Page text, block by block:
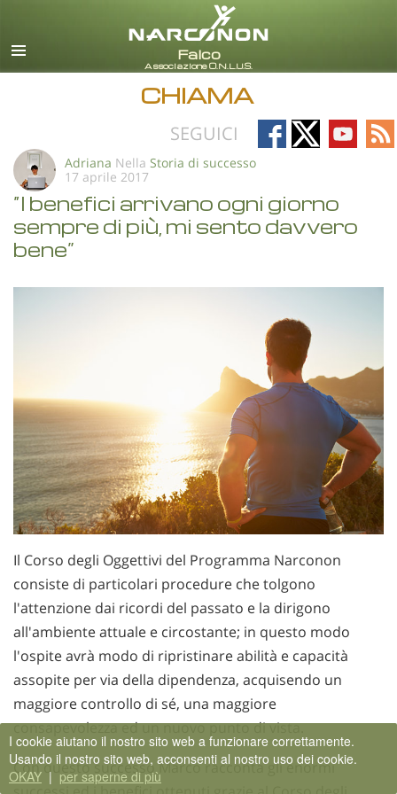
italiano
CHIAMA
SEGUICI
Follow
on
Follow
on
Follow
on
on
Adriana Nella Storia di successo
17 aprile 2017
“I benefici arrivano ogni giorno
sempre di più, mi sento davvero
bene”
Il Corso degli Oggettivi del Programma Narconon
consiste di particolari procedure che tolgono
l'attenzione dai ricordi del passato e la dirigono
all'ambiente attuale e circostante; in questo modo
l'ospite avrà modo di ripristinare abilità e capacità
assopite per via della dipendenza, acquisendo un
maggiore controllo di sé, una maggiore
consapevolezza ed un nuovo punto di vista.
Con questo successo Marco racconta gli enormi
I cookie aiutano il nostro sito web a funzionare correttamente.
Usando il nostro sito web, acconsenti al nostro uso dei cookie.
OKAY | per saperne di più